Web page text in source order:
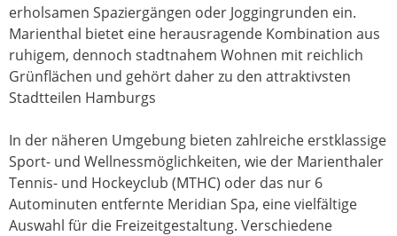
erholsamen Spaziergängen oder Joggingrunden ein.
Marienthal bietet eine herausragende Kombination aus
ruhigem, dennoch stadtnahem Wohnen mit reichlich
Grünflächen und gehört daher zu den attraktivsten
Stadtteilen Hamburgs
In der näheren Umgebung bieten zahlreiche erstklassige
Sport- und Wellnessmöglichkeiten, wie der Marienthaler
Tennis- und Hockeyclub (MTHC) oder das nur 6
Autominuten entfernte Meridian Spa, eine vielfältige
Auswahl für die Freizeitgestaltung. Verschiedene